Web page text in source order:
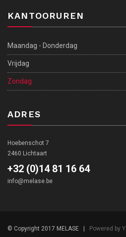
KANTOORUREN
Maandag - Donderdag
Vrijdag
Zondag
ADRES
Hoebenschot 7
2460 Lichtaart
+32 (0)14 81 16 64
info@melase.be
© Copyright 2017 MELASE | Powered by